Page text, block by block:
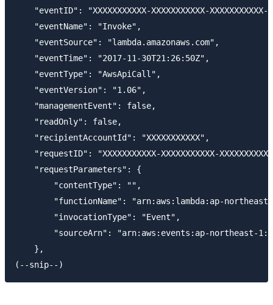
"eventID": "XXXXXXXXXXX-XXXXXXXXXXX-
    "eventName": "Invoke",
    "eventSource": "lambda.amazonaws.com",
    "eventTime": "2017-11-30T21:26:50Z",
    "eventType": "AwsApiCall",
    "eventVersion": "1.06",
    "managementEvent": false,
    "readOnly": false,
    "recipientAccountId": "XXXXXXXXXXX",
"requestID": "XXXXXXXXXXX-XXXXXXXXXXX-
    "requestParameters": {
        "contentType": "",
"functionName": "arn:aws:lambda:ap-
        "invocationType": "Event",
"sourceArn": "arn:aws:events:ap-northeast-
    },